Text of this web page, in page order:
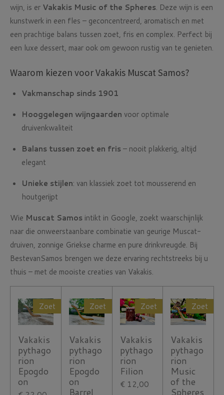
wijn, is er Vakakis Music of the Spheres. Deze wijn is een
kunstwerk in een fles – geconcentreerd, aromatisch en met
een prachtige balans tussen zoet, fris en complex. Perfect bij
een luxe dessert, maar ook om gewoon rustig van te genieten.
Waarom kiezen voor Vakakis Muscat Samos?
Vakmanschap sinds 1901
Hooggelegen wijngaarden voor optimale
druivenkwaliteit
Balans tussen zoet en fris– nooit plakkerig, altijd
elegant
Unieke stijlen: van klassiek zoet tot mousserend en
houtgerijpt
Wie Muscat Samos intikt in Google, zoekt waarschijnlijk
naar die onweerstaanbare combinatie van geurige Muscat-
druiven, zonnige Griekse charme en pure drinkvreugde. Bij
BestevanSamos brengen we deze ervaring rechtstreeks bij u
thuis – met de mooiste creaties van Vakakis.
Zoet
Vakakis
pythago
rion
Epogdo
on
Zoet
Vakakis
pythago
rion
Epogdo
on
Barrel
Zoet
Vakakis
pythago
rion
Filion
€ 12,00
Zoet
Vakakis
pythago
rion
Music
of the
Spheres